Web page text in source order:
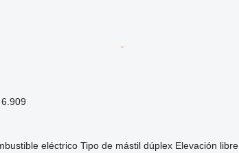
eléctrico Tipo de mástil dúplex Elevación libre